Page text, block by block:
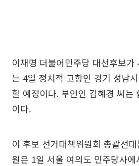
이재명 더불어민주당 대선후보가
는 4일 정치적 고향인 경기 성남
할 예정이다. 부인인 김혜경 씨는
이다.
이 후보 선거대책위원회 총괄선
원은 1일 서울 여의도 민주당사